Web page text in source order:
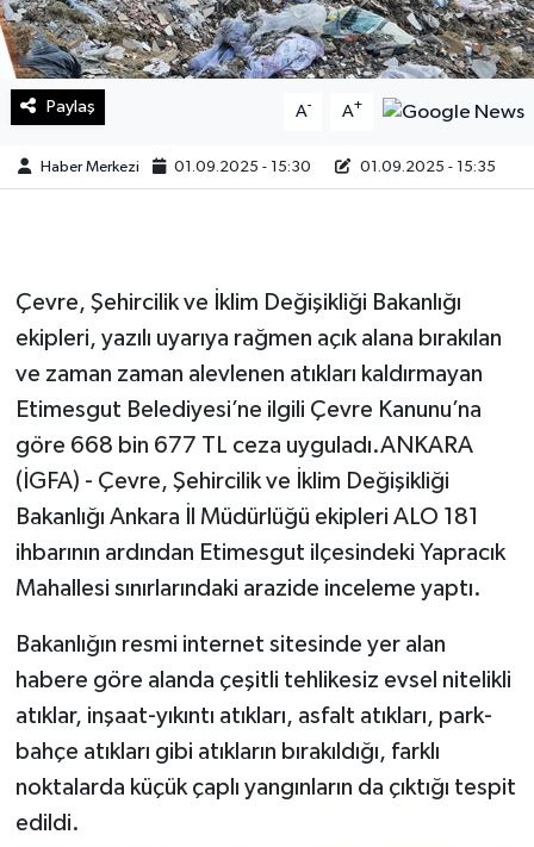
Paylaş A- A+
Haber Merkezi 01.09.2025 - 15:30 01.09.2025 - 15:35
Çevre, Şehircilik ve İklim Değişikliği Bakanlığı
ekipleri, yazılı uyarıya rağmen açık alana bırakılan
ve zaman zaman alevlenen atıkları kaldırmayan
Etimesgut Belediyesi’ne ilgili Çevre Kanunu’na
göre 668 bin 677 TL ceza uyguladı.ANKARA
(İGFA) - Çevre, Şehircilik ve İklim Değişikliği
Bakanlığı Ankara İl Müdürlüğü ekipleri ALO 181
ihbarının ardından Etimesgut ilçesindeki Yapracık
Mahallesi sınırlarındaki arazide inceleme yaptı.
Bakanlığın resmi internet sitesinde yer alan
habere göre alanda çeşitli tehlikesiz evsel nitelikli
atıklar, inşaat-yıkıntı atıkları, asfalt atıkları, park-
bahçe atıkları gibi atıkların bırakıldığı, farklı
noktalarda küçük çaplı yangınların da çıktığı tespit
edildi.